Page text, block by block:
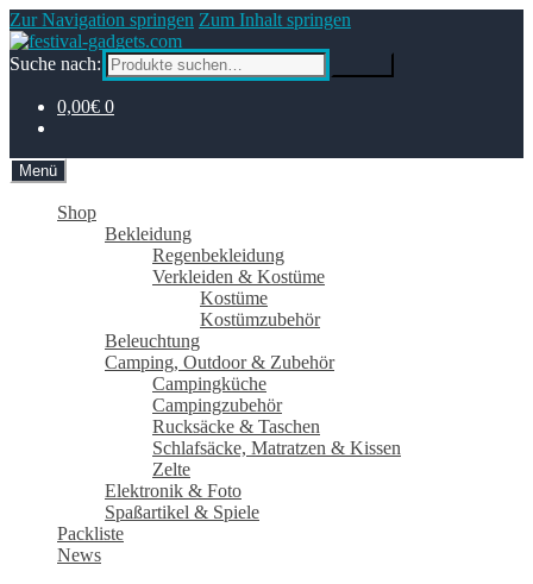
Zur Navigation springen Zum Inhalt springen
Suche nach:
0,00€ 0
Menü
Shop
Bekleidung
Regenbekleidung
Verkleiden & Kostüme
Kostüme
Kostümzubehör
Beleuchtung
Camping, Outdoor & Zubehör
Campingküche
Campingzubehör
Rucksäcke & Taschen
Schlafsäcke, Matratzen & Kissen
Zelte
Elektronik & Foto
Spaßartikel & Spiele
Packliste
News